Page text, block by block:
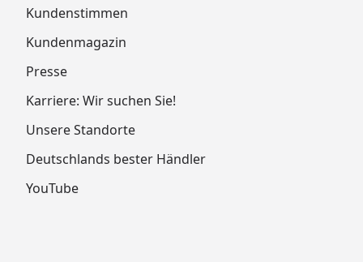
Kundenstimmen
Kundenmagazin
Presse
Karriere: Wir suchen Sie!
Unsere Standorte
Deutschlands bester Händler
YouTube